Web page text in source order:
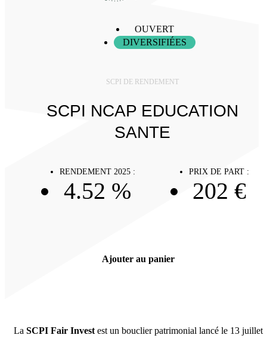
OUVERT
DIVERSIFIÉES
SCPI DE RENDEMENT
SCPI NCAP EDUCATION
SANTE
RENDEMENT 2025 :
4.52 %
PRIX DE PART :
202 €
Ajouter au panier
La SCPI Fair Invest est un bouclier patrimonial lancé le 13 juillet